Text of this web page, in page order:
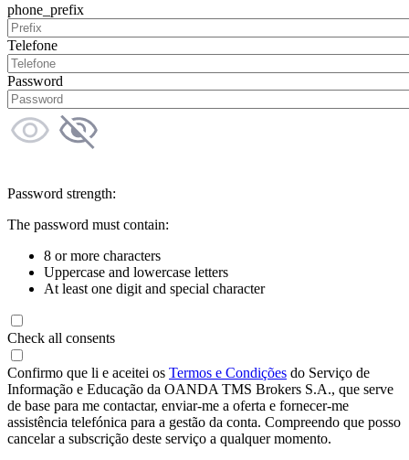
phone_prefix
Telefone
Password
Password strength:
The password must contain:
8 or more characters
Uppercase and lowercase letters
At least one digit and special character
Check all consents
Confirmo que li e aceitei os Termos e Condições do Serviço de
Informação e Educação da OANDA TMS Brokers S.A., que serve
de base para me contactar, enviar-me a oferta e fornecer-me
assistência telefónica para a gestão da conta. Compreendo que posso
cancelar a subscrição deste serviço a qualquer momento.